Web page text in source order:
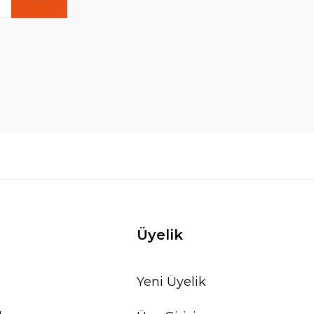
Üyelik
Yeni Üyelik